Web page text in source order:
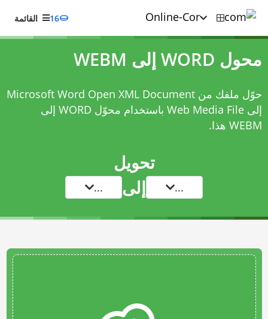
16 القائمة
محول WORD إلى WEBM
حوّل ملفك من Microsoft Word Open XML Document
إلى Web Media File باستخدام
محوّل WORD إلى
WEBMهذا.
تحويل
... إلى ...